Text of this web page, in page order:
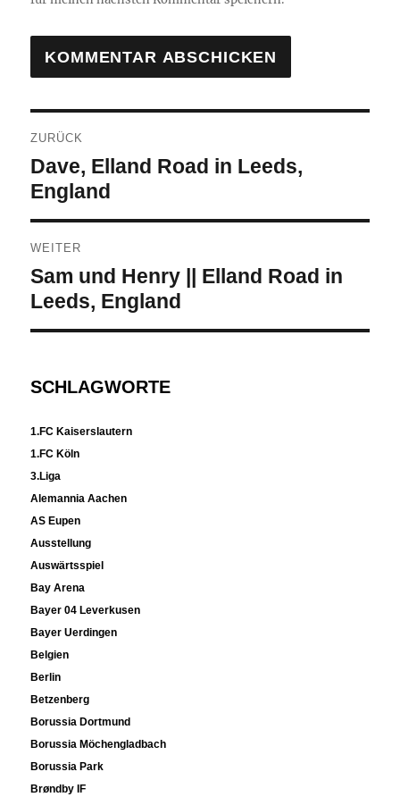
ZURÜCK
Vorheriger
Beitrag:
Dave, Elland Road in Leeds,
England
WEITER
Nächster
Beitrag:
Sam und Henry || Elland Road in
Leeds, England
SCHLAGWORTE
1.FC Kaiserslautern
1.FC Köln
3.Liga
Alemannia Aachen
AS Eupen
Ausstellung
Auswärtsspiel
Bay Arena
Bayer 04 Leverkusen
Bayer Uerdingen
Belgien
Berlin
Betzenberg
Borussia Dortmund
Borussia Möchengladbach
Borussia Park
Brøndby IF